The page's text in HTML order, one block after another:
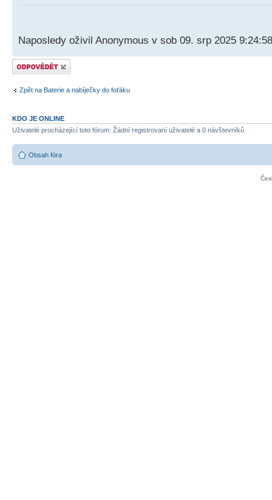
Naposledy oživil Anonymous v sob 09. srp 2025 9:24:58
Odeslat odpověď
Zpět na Baterie a nabíječky do foťáku
KDO JE ONLINE
Uživatelé procházející toto fórum: Žádní registrovaní uživatelé a 0 návštevníků
Obsah fóra